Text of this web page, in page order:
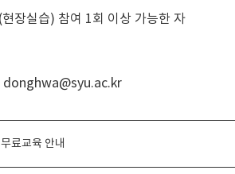
장실습) 참여 1회 이상 가능한 자
donghwa@syu.ac.kr
료교육 안내